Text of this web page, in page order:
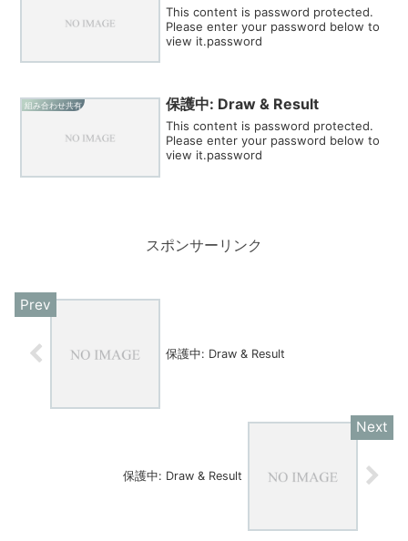
This content is password protected.
Please enter your password below to
view it.password
組み合わせ共有 保護中: Draw & Result
This content is password protected.
Please enter your password below to
view it.password
スポンサーリンク
保護中: Draw & Result
保護中: Draw & Result